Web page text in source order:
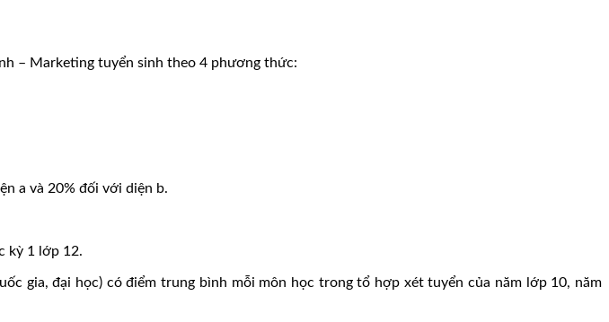
– Marketing tuyển sinh theo 4 phương thức:
a và 20% đối với diện b.
kỳ 1 lớp 12.
gia, đại học) có điểm trung bình mỗi môn học trong tổ hợp xét tuyển của năm lớp 10, năm